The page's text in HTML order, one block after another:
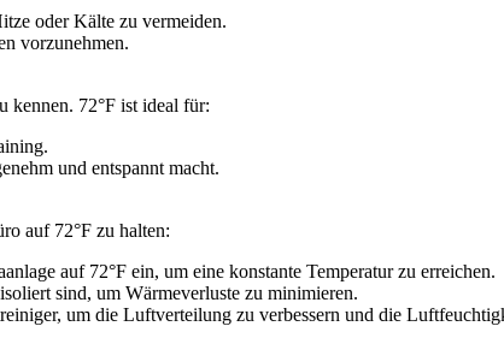
oder Kälte zu vermeiden.
vorzunehmen.
kennen. 72°F ist ideal für:
und entspannt macht.
auf 72°F zu halten:
auf 72°F ein, um eine konstante Temperatur zu erreichen.
sind, um Wärmeverluste zu minimieren.
um die Luftverteilung zu verbessern und die